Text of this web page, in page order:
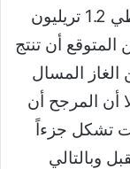
العام 2025 حيث تملك الغابون احتياطي 1.2 تريليون
أن تنتج
ألف طن من الغاز المسال
أن المرجح أن
تشكل جزءاً
وبالتالي